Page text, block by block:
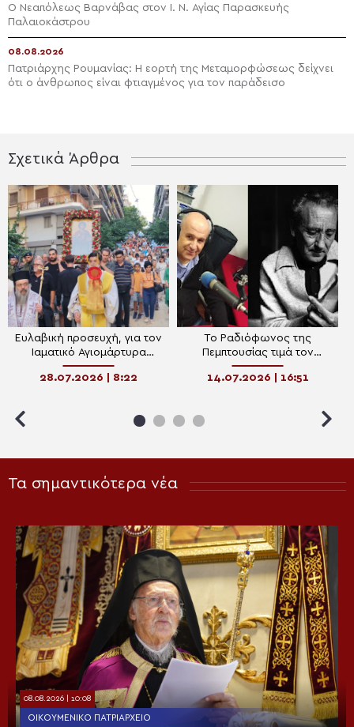
Ο Νεαπόλεως Βαρνάβας στον Ι. Ν. Αγίας Παρασκευής
Παλαιοκάστρου
08.08.2026
Πατριάρχης Ρουμανίας: Η εορτή της Μεταμορφώσεως δείχνει
ότι ο άνθρωπος είναι φτιαγμένος για τον παράδεισο
Σχετικά Άρθρα
Ευλαβική προσευχή, για τον
Ιαματικό Αγιομάρτυρα
Παντελεήμονα, στον
ομώνυμο ναό του Ιλισού
28.07.2026 | 8:22
Το Ραδιόφωνος της
Πεμπτουσίας τιμά τον
Νικηφόρο Βρεττάκο
14.07.2026 | 16:51
Τα σημαντικότερα νέα
08.08.2026 | 10:08
ΟΙΚΟΥΜΕΝΙΚΌ ΠΑΤΡΙΑΡΧΕΊΟ